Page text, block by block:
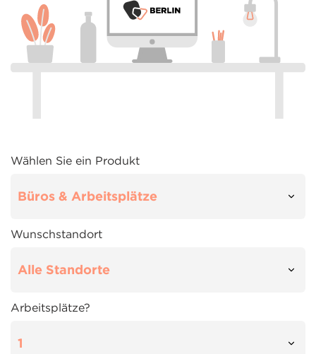
Wählen Sie ein Produkt
Wunschstandort
Arbeitsplätze?